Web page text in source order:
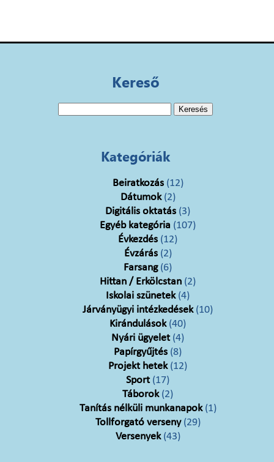
Kereső
Kategóriák
Beiratkozás(12)
Dátumok(2)
Digitális oktatás (3)
Egyéb kategória (107)
Évkezdés (12)
Évzárás(2)
Farsang(6)
Hittan / Erkölcstan (2)
Iskolai szünetek(4)
Járványügyi intézkedések(10)
Kirándulások(40)
Nyári ügyelet(4)
Papírgyűjtés (8)
Projekt hetek(12)
Sport(17)
Táborok(2)
Tanítás nélküli munkanapok(1)
Tollforgató verseny(29)
Versenyek(43)